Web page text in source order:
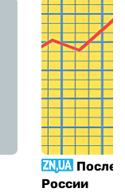
России